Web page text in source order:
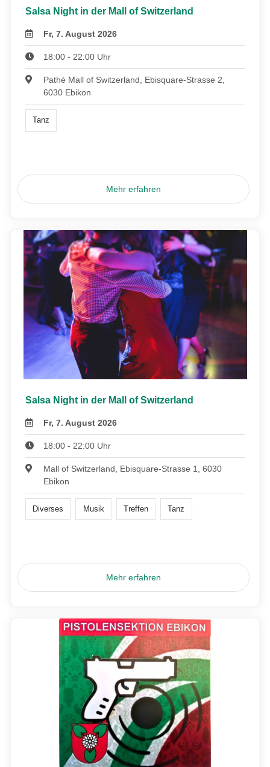
Salsa Night in der Mall of Switzerland
Fr, 7. August 2026
18:00 - 22:00 Uhr
Pathé Mall of Switzerland, Ebisquare-Strasse 2,
6030 Ebikon
Tanz
Mehr erfahren
Salsa Night in der Mall of Switzerland
Fr, 7. August 2026
18:00 - 22:00 Uhr
Mall of Switzerland, Ebisquare-Strasse 1, 6030
Ebikon
Diverses Musik Treffen Tanz
Mehr erfahren